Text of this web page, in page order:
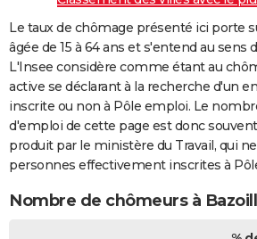
Le taux de chômage présenté ici porte
âgée de 15 à 64 ans et s'entend au sens
L'Insee considère comme étant au
active se déclarant à la recherche d'un
inscrite ou non à Pôle emploi. Le
d'emploi de cette page est donc
produit par le ministère du Travail, qui
personnes effectivement inscrites à
Nombre de chômeurs à